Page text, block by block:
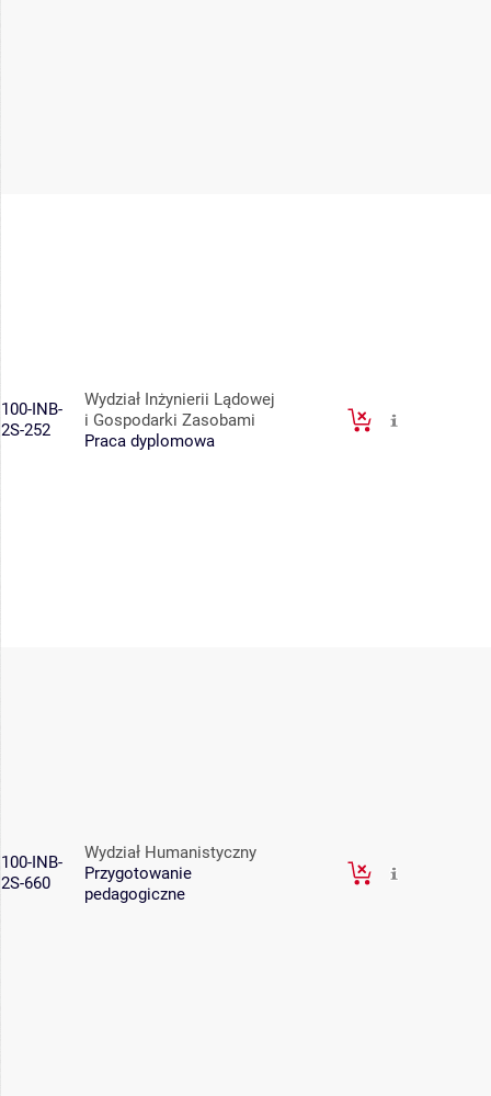
100-INB-
2S-252
Wydział Inżynierii Lądowej
i Gospodarki Zasobami
Praca dyplomowa
100-INB-
2S-660
Wydział Humanistyczny
Przygotowanie
pedagogiczne